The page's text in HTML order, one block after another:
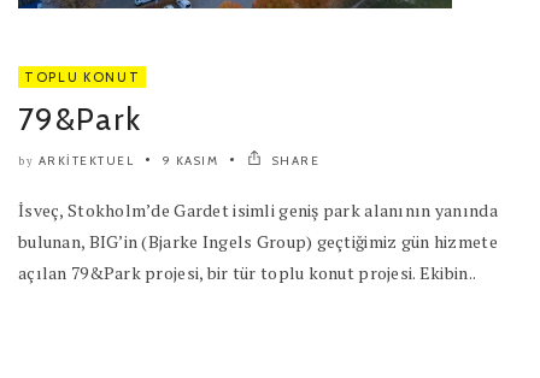
TOPLU KONUT
79&Park
by ARKITEKTUEL 9 KASIM SHARE
İsveç, Stokholm’de Gardet isimli geniş park alanının yanında
bulunan, BIG’in (Bjarke Ingels Group) geçtiğimiz gün hizmete
açılan 79&Park projesi, bir tür toplu konut projesi. Ekibin..